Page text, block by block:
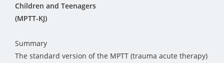
Children and Teenagers
(MPTT-KJ)
Summary
The standard version of the MPTT (trauma acute therapy)